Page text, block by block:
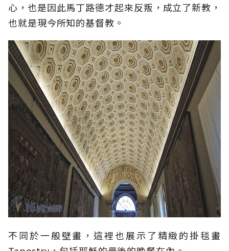
心，也是因此馬丁路德才起來反叛，成立了新教，
也就是現今所知的基督教。
不同於一般壁畫，這裡也展示了精緻的掛毯畫